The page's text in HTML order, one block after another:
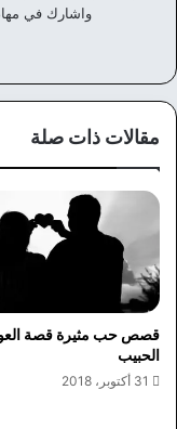
واشارك في
مقالات ذات صلة
قصص حب مثيرة قصة
الحبيب
31 أكتوبر، 2018